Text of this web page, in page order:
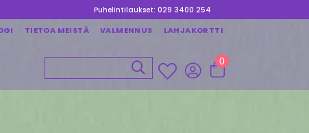
Puhelintilaukset: 029 3400 254
TIETOA MEISTÄ VALMENNUS LAHJAKORTTI
0